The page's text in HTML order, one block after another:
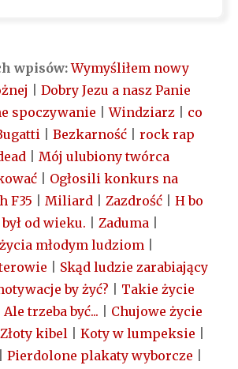
wpisów:Wymyśliłem nowy
Dobry Jezu a nasz Panie
spoczywanie |Windziarz
co
Bezkarność
rock rap
Mój ulubiony twórca
Ogłosili konkurs na
F35
Miliard Zazdrość
H bo
od wieku.
Zaduma
młodym ludziom
Skąd ludzie zarabiający
by żyć?
Takie życie
Ale trzeba być...
Chujowe życie
Złoty kibel Koty w lumpeksie
Pierdolone plakaty wyborcze